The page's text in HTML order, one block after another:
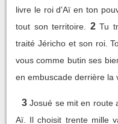
livre le roi d'Aï en ton
tout son territoire.
2 Tu
traité Jéricho et son roi.
vous comme butin ses
en embuscade derrière la
3 Josué se mit en route
Aï. Il choisit trente mille